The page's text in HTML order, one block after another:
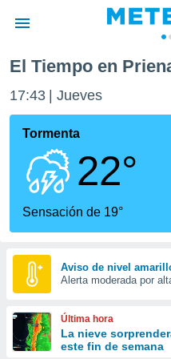
de
por
se
calidad.
a este
las
y
forma
digital
basada
El Tiempo en
17:43 Jueves
Tormenta
22°
Sensación de 19°
Aviso de nivel
Alerta moderada por
Última hora
La nieve
este fin de semana